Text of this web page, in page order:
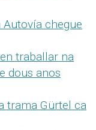
Autovía chegue
traballar na
dous anos
trama Gürtel ca